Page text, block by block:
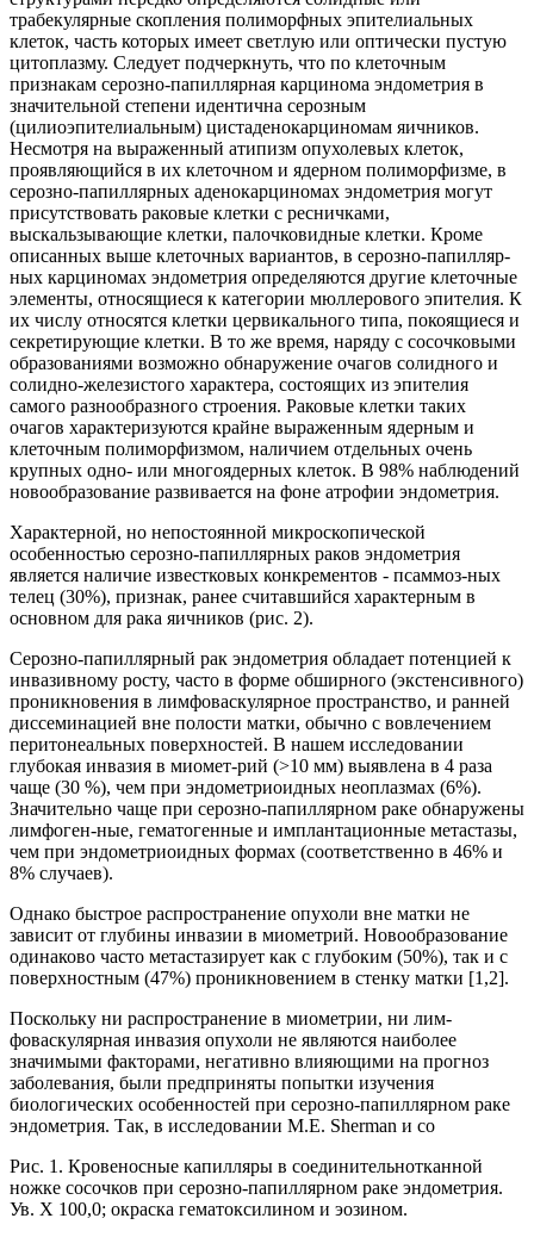
трабекулярные скопления полиморфных эпителиальных
клеток, часть которых имеет светлую или оптически пустую
цитоплазму. Следует подчеркнуть, что по клеточным
признакам серозно-папиллярная карцинома эндометрия в
значительной степени идентична серозным
(цилиоэпителиальным) цистаденокарциномам яичников.
Несмотря на выраженный атипизм опухолевых клеток,
проявляющийся в их клеточном и ядерном полиморфизме, в
серозно-папиллярных аденокарциномах эндометрия могут
присутствовать раковые клетки с ресничками,
выскальзывающие клетки, палочковидные клетки. Кроме
описанных выше клеточных вариантов, в серозно-папилляр-
ных карциномах эндометрия определяются другие клеточные
элементы, относящиеся к категории мюллерового эпителия. К
их числу относятся клетки цервикального типа, покоящиеся и
секретирующие клетки. В то же время, наряду с сосочковыми
образованиями возможно обнаружение очагов солидного и
солидно-железистого характера, состоящих из эпителия
самого разнообразного строения. Раковые клетки таких
очагов характеризуются крайне выраженным ядерным и
клеточным полиморфизмом, наличием отдельных очень
крупных одно- или многоядерных клеток. В 98% наблюдений
новообразование развивается на фоне атрофии эндометрия.
Характерной, но непостоянной микроскопической
особенностью серозно-папиллярных раков эндометрия
является наличие известковых конкрементов - псаммоз-ных
телец (30%), признак, ранее считавшийся характерным в
основном для рака яичников (рис. 2).
Серозно-папиллярный рак эндометрия обладает потенцией к
инвазивному росту, часто в форме обширного (экстенсивного)
проникновения в лимфоваскулярное пространство, и ранней
диссеминацией вне полости матки, обычно с вовлечением
перитонеальных поверхностей. В нашем исследовании
глубокая инвазия в миомет-рий (>10 мм) выявлена в 4 раза
чаще (30 %), чем при эндометриоидных неоплазмах (6%).
Значительно чаще при серозно-папиллярном раке обнаружены
лимфоген-ные, гематогенные и имплантационные метастазы,
чем при эндометриоидных формах (соответственно в 46% и
8% случаев).
Однако быстрое распространение опухоли вне матки не
зависит от глубины инвазии в миометрий. Новообразование
одинаково часто метастазирует как с глубоким (50%), так и с
поверхностным (47%) проникновением в стенку матки [1,2].
Поскольку ни распространение в миометрии, ни лим-
фоваскулярная инвазия опухоли не являются наиболее
значимыми факторами, негативно влияющими на прогноз
заболевания, были предприняты попытки изучения
биологических особенностей при серозно-папиллярном раке
эндометрия. Так, в исследовании M.E. Sherman и со
Рис. 1. Кровеносные капилляры в соединительнотканной
ножке сосочков при серозно-папиллярном раке эндометрия.
Ув. Х 100,0; окраска гематоксилином и эозином.